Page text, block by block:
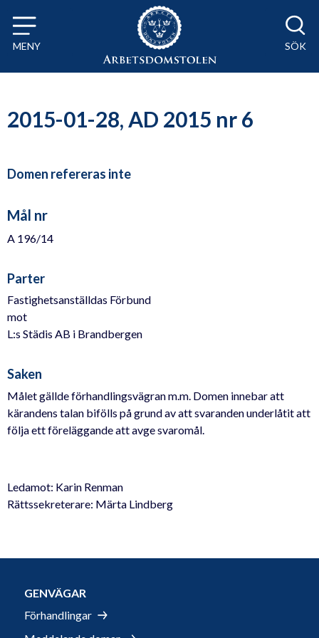
Till innehåll på sidan x
MENY SÖK
2015-01-28, AD 2015 nr 6
Domen refereras inte
Mål nr
A 196/14
Parter
Fastighetsanställdas Förbund
mot
L:s Städis AB i Brandbergen
Saken
Målet gällde förhandlingsvägran m.m. Domen innebar att
kärandens talan bifölls på grund av att svaranden underlåtit att
följa ett föreläggande att avge svaromål.
Ledamot: Karin Renman
Rättssekreterare: Märta Lindberg
GENVÄGAR
Förhandlingar